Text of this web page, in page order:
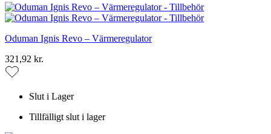
Oduman Ignis Revo – Värmeregulator
321,92 kr.
Slut i Lager
Tillfälligt slut i lager